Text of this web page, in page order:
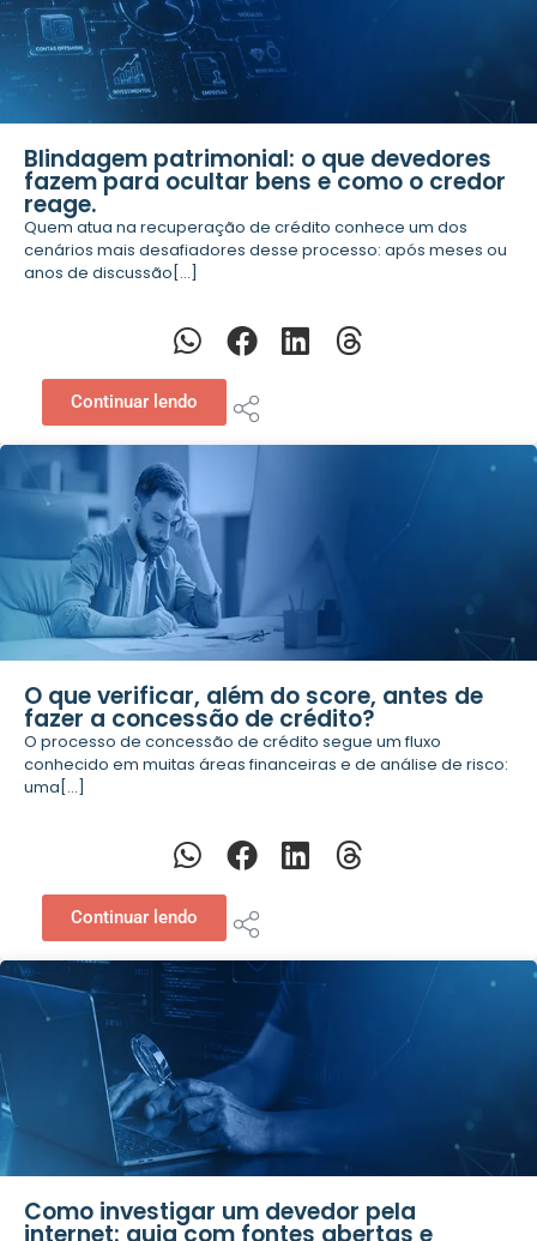
Blindagem patrimonial: o que devedores
fazem para ocultar bens e como o credor
reage.
Quem atua na recuperação de crédito conhece um dos
cenários mais desafiadores desse processo: após meses ou
anos de discussão[...]
Continuar lendo
O que verificar, além do score, antes de
fazer a concessão de crédito?
O processo de concessão de crédito segue um fluxo
conhecido em muitas áreas financeiras e de análise de risco:
uma[...]
Continuar lendo
Como investigar um devedor pela
internet: guia com fontes abertas e